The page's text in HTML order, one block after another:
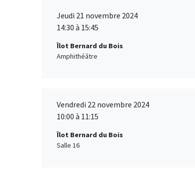
Jeudi 21 novembre 2024
14:30 à 15:45
Îlot Bernard du Bois
Amphithéâtre
Vendredi 22 novembre 2024
10:00 à 11:15
Îlot Bernard du Bois
Salle 16